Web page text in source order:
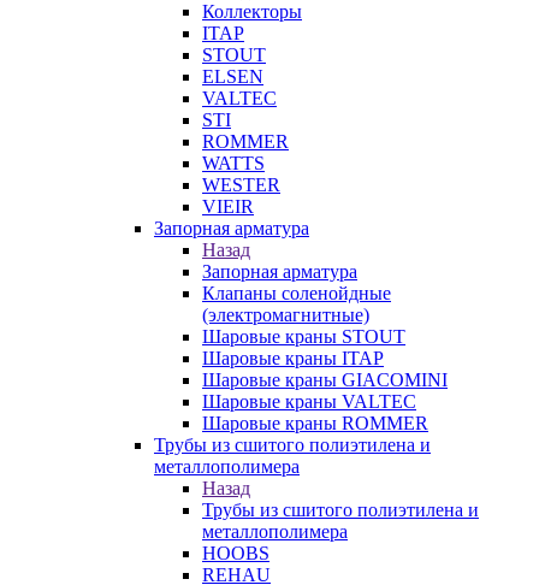
Коллекторы
ITAP
STOUT
ELSEN
VALTEC
STI
ROMMER
WATTS
WESTER
VIEIR
Запорная арматура
Назад
Запорная арматура
Клапаны соленойдные
(электромагнитные)
Шаровые краны STOUT
Шаровые краны ITAP
Шаровые краны GIACOMINI
Шаровые краны VALTEC
Шаровые краны ROMMER
Трубы из сшитого полиэтилена и
металлополимера
Назад
Трубы из сшитого полиэтилена и
металлополимера
HOOBS
REHAU